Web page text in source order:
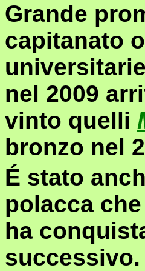
Grande
capitanato
nel 2009
vinto quelli
bronzo nel
É stato
polacca
ha
successivo.